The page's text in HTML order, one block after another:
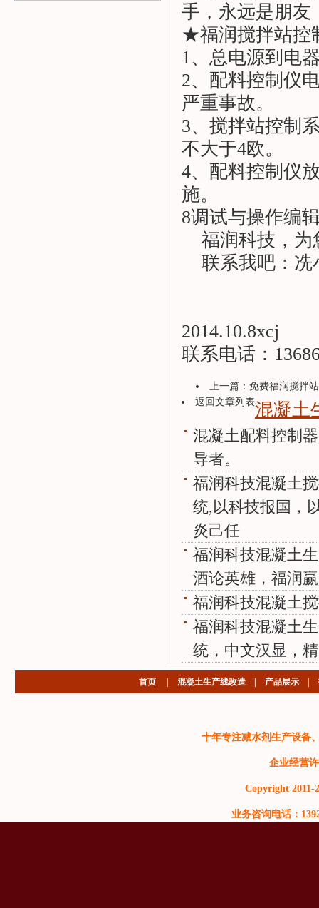
手，永远是朋友
★福润搅拌站控
1、总电源到电
2、配料控制仪
严重事故。
3、 搅拌站控制
不大于4欧。
4、配料控制仪
施。
8调试与操作编
福润科技，为
联系我吧：冼
2014.10.8xcj
联系电话：
上一篇： 免费福润搅拌
返回文章列表混凝土
混凝土配料控制
导者。
福润科技混凝土
统,以科技报国，
炎己任
福润科技混凝土
酒论英雄，福润
福润科技混凝土
福润科技混凝土
统，中文汉显，
首页 混凝土生产线改造 产品展示
十年专注减水剂生产设备
企业经营
Copyright 2011-
业务咨询电话：